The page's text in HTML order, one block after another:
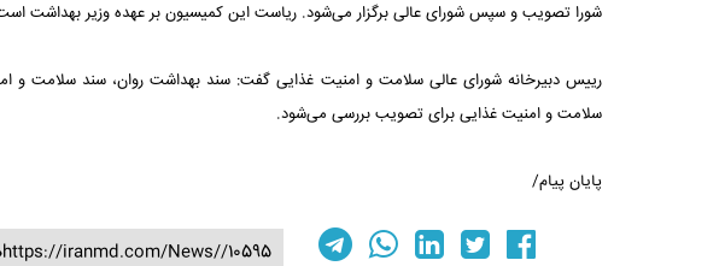
شورا تصویب و سپس شورای عالی برگزار می‌شود. ریاست این کمیسیون بر عهده وزیر بهداشت
رییس دبیرخانه شورای عالی سلامت و امنیت غذایی گفت: سند بهداشت روان، سند سلامت و
سلامت و امنیت غذایی برای تصویب بررسی می‌شود.
پایان پیام/
https://iranmd.com/News//10595